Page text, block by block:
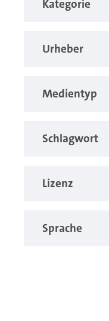
Kategorie
Urheber
Medientyp
Schlagwort
Lizenz
Sprache